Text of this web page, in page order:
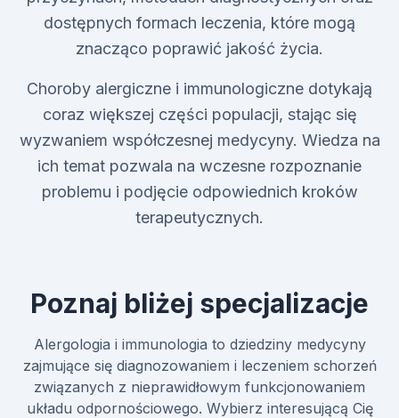
dostępnych formach leczenia, które mogą
znacząco poprawić jakość życia.
Choroby alergiczne i immunologiczne dotykają
coraz większej części populacji, stając się
wyzwaniem współczesnej medycyny. Wiedza na
ich temat pozwala na wczesne rozpoznanie
problemu i podjęcie odpowiednich kroków
terapeutycznych.
Poznaj bliżej specjalizacje
Alergologia i immunologia to dziedziny medycyny
zajmujące się diagnozowaniem i leczeniem schorzeń
związanych z nieprawidłowym funkcjonowaniem
układu odpornościowego. Wybierz interesującą Cię